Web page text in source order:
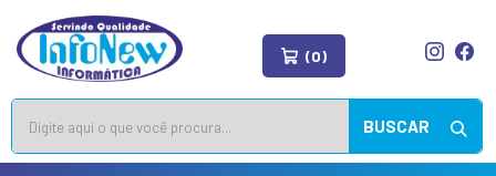
(0)
BUSCAR